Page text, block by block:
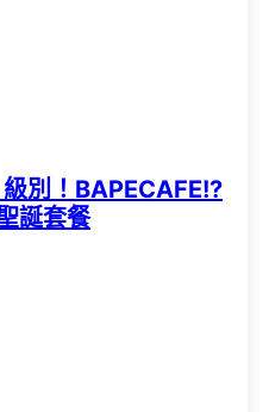
別！BAPECAFE!?
誕套餐